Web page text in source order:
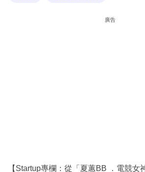
廣告
【Startup專欄：從「夏蕙BB ．電競女